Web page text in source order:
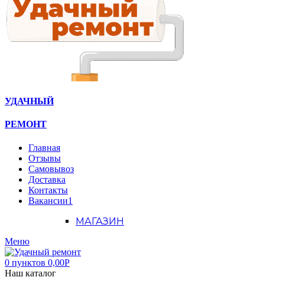
УДАЧНЫЙ
РЕМОНТ
Главная
Отзывы
Самовывоз
Доставка
Контакты
Вакансии1
МАГАЗИН
Меню
0 пунктов 0,00Р
Наш каталог